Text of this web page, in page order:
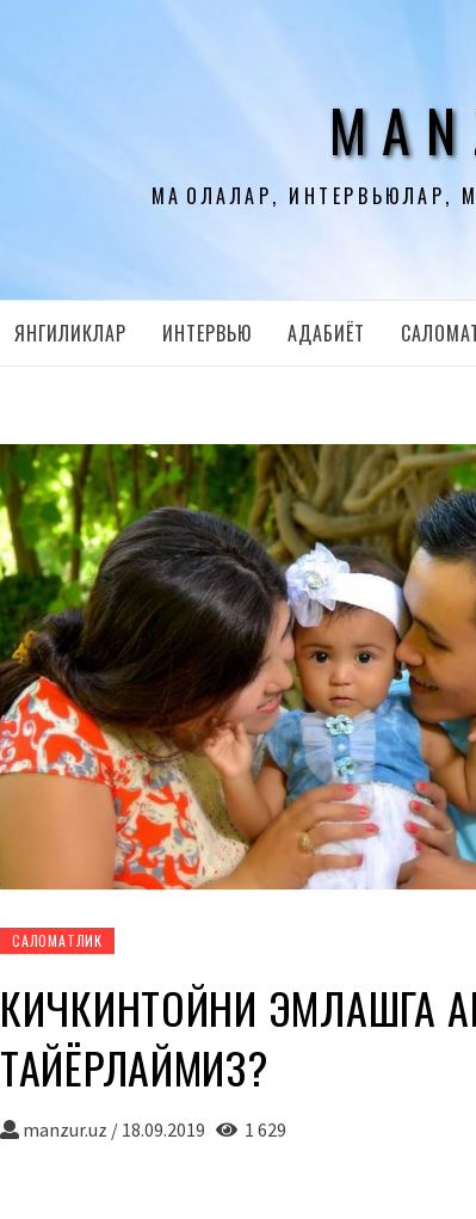
МАҚОЛАЛАР, ИНТЕРВЬЮЛАР,
ЯНГИЛИКЛАР ИНТЕРВЬЮ АДАБИЁТ
CАЛОМАТЛИК
КИЧКИНТОЙНИ ЭМЛАШГА
ТАЙЁРЛАЙМИЗ?
manzur.uz / 18.09.2019 1 629